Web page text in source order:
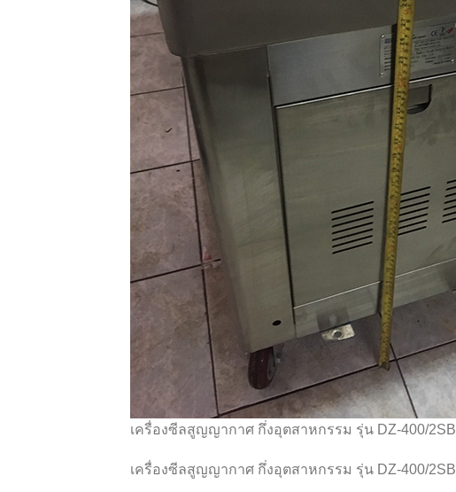
เครื่องซีลสูญญากาศ กึ่งอุตสาหกรรม รุ่น DZ-400/2SB
เครื่องซีลสูญญากาศ กึ่งอุตสาหกรรม รุ่น DZ-400/2SB